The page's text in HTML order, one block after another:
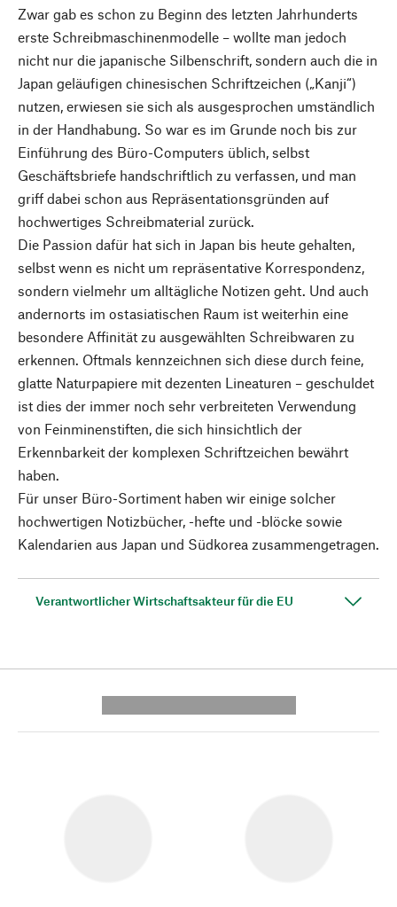
Zwar gab es schon zu Beginn des letzten Jahrhunderts
erste Schreibmaschinenmodelle – wollte man jedoch
nicht nur die japanische Silbenschrift, sondern auch die in
Japan geläufigen chinesischen Schriftzeichen („Kanji“)
nutzen, erwiesen sie sich als ausgesprochen umständlich
in der Handhabung. So war es im Grunde noch bis zur
Einführung des Büro-Computers üblich, selbst
Geschäftsbriefe handschriftlich zu verfassen, und man
griff dabei schon aus Repräsentationsgründen auf
hochwertiges Schreibmaterial zurück.
Die Passion dafür hat sich in Japan bis heute gehalten,
selbst wenn es nicht um repräsentative Korrespondenz,
sondern vielmehr um alltägliche Notizen geht. Und auch
andernorts im ostasiatischen Raum ist weiterhin eine
besondere Affinität zu ausgewählten Schreibwaren zu
erkennen. Oftmals kennzeichnen sich diese durch feine,
glatte Naturpapiere mit dezenten Lineaturen – geschuldet
ist dies der immer noch sehr verbreiteten Verwendung
von Feinminenstiften, die sich hinsichtlich der
Erkennbarkeit der komplexen Schriftzeichen bewährt
haben.
Für unser Büro-Sortiment haben wir einige solcher
hochwertigen Notizbücher, -hefte und -blöcke sowie
Kalendarien aus Japan und Südkorea zusammengetragen.
Verantwortlicher Wirtschaftsakteur für die EU